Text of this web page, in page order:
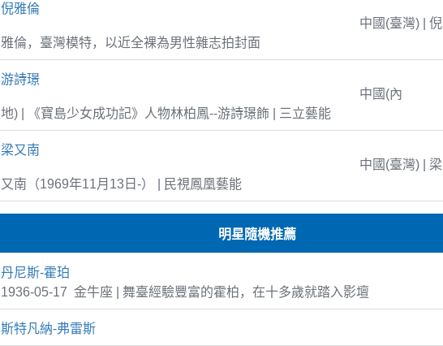
倪雅倫
中國(臺灣) | 倪
雅倫，臺灣模特，以近全裸為男性雜志拍封面
游詩璟
中國(內
地) | 《寶島少女成功記》人物林柏鳳--游詩璟飾 | 三立藝能
梁又南
中國(臺灣) | 梁
又南（1969年11月13日-） | 民視鳳凰藝能
明星隨機推薦
丹尼斯-霍珀
1936-05-17 金牛座 | 舞臺經驗豐富的霍柏，在十多歲就踏入影壇
斯特凡納-弗雷斯